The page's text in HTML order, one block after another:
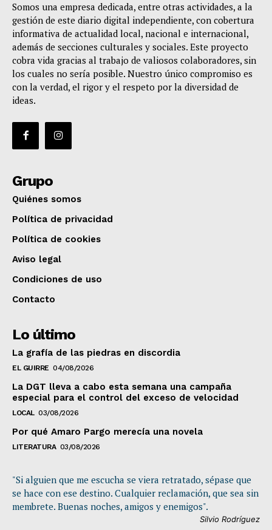
Somos una empresa dedicada, entre otras actividades, a la
gestión de este diario digital independiente, con cobertura
informativa de actualidad local, nacional e internacional,
además de secciones culturales y sociales. Este proyecto
cobra vida gracias al trabajo de valiosos colaboradores, sin
los cuales no sería posible. Nuestro único compromiso es
con la verdad, el rigor y el respeto por la diversidad de
ideas.
Grupo
Quiénes somos
Política de privacidad
Política de cookies
Aviso legal
Condiciones de uso
Contacto
Lo último
La grafía de las piedras en discordia
EL GUIRRE 04/08/2026
La DGT lleva a cabo esta semana una campaña
especial para el control del exceso de velocidad
LOCAL 03/08/2026
Por qué Amaro Pargo merecía una novela
LITERATURA 03/08/2026
"Si alguien que me escucha se viera retratado, sépase que
se hace con ese destino. Cualquier reclamación, que sea sin
membrete. Buenas noches, amigos y enemigos".
Silvio Rodríguez